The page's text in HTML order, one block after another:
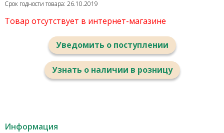
Срок годности товара: 26.10.2019
Товар отсутствует в интернет-магазине
Уведомить о поступлении
Узнать о наличии в розницу
Информация